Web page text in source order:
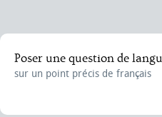
Poser une question de
sur un point précis de français